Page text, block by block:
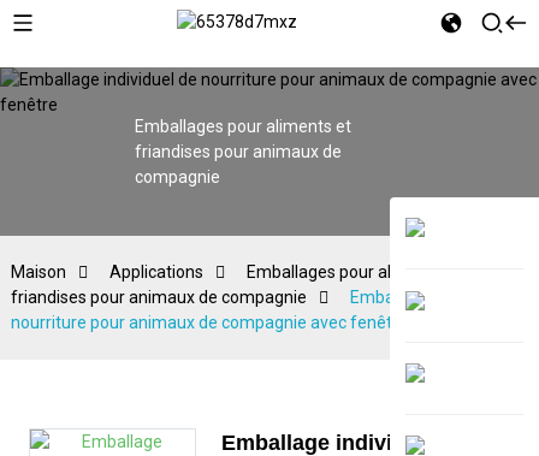
Emballages pour aliments et
friandises pour animaux de
compagnie
Maison Applications
Emballages pour aliments et
friandises pour animaux de compagnie
Emballage individuel de
nourriture pour animaux de compagnie avec fenêtre
Emballage individuel de